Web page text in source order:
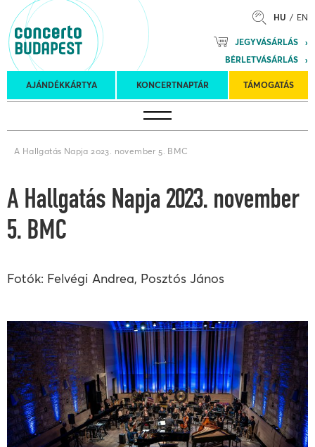
HU EN
JEGYVÁSÁRLÁS
BÉRLETVÁSÁRLÁS
AJÁNDÉKKÁRTYA KONCERTNAPTÁR TÁMOGATÁS
Koncertnaptár
turnék
Kulturális
Program
Felkéréses
koncertek
A Hallgatás Napja 2023. november 5. BMC
A Hallgatás Napja 2023. november
5. BMC
Fotók: Felvégi Andrea, Posztós János